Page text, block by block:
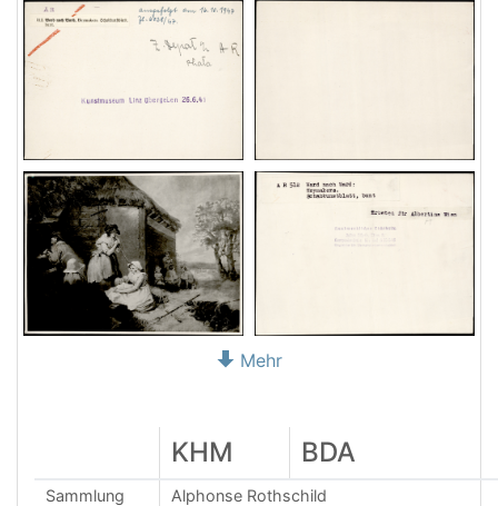
Mehr
KHM BDA
Sammlung
Alphonse Rothschild